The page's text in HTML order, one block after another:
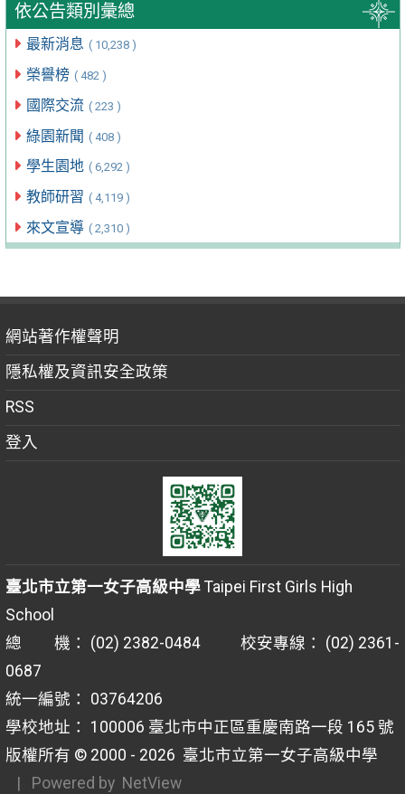
依公告類別彙總
最新消息 ( 10,238 )
榮譽榜 ( 482 )
國際交流 ( 223 )
綠園新聞 ( 408 )
學生園地 ( 6,292 )
教師研習 ( 4,119 )
來文宣導 ( 2,310 )
網站著作權聲明
隱私權及資訊安全政策
RSS
登入
臺北市立第一女子高級中學Taipei First Girls High
School
總 機： (02) 2382-0484 校安專線： (02) 2361-
0687
統一編號： 03764206
學校地址： 100006 臺北市中正區重慶南路一段 165 號
版權所有 © 2000 - 2026 臺北市立第一女子高級中學
| Powered by NetView